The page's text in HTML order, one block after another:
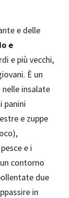
e delle
e
e più vecchi,
È un
insalate
panini
e zuppe
e i
contorno
due
in